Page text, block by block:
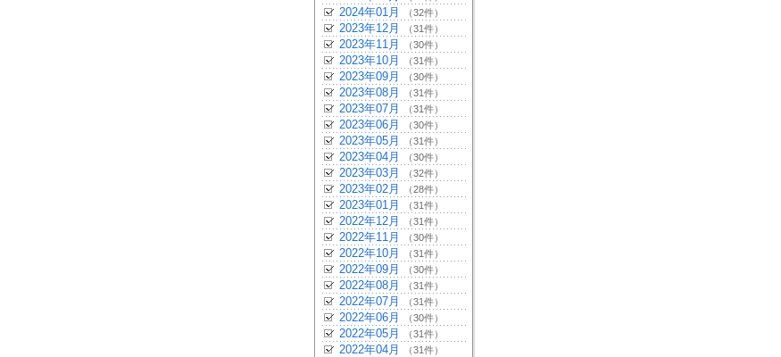
2024年01月 （32件）
2023年12月 （31件）
2023年11月 （30件）
2023年10月 （31件）
2023年09月 （30件）
2023年08月 （31件）
2023年07月 （31件）
2023年06月 （30件）
2023年05月 （31件）
2023年04月 （30件）
2023年03月 （32件）
2023年02月 （28件）
2023年01月 （31件）
2022年12月 （31件）
2022年11月 （30件）
2022年10月 （31件）
2022年09月 （30件）
2022年08月 （31件）
2022年07月 （31件）
2022年06月 （30件）
2022年05月 （31件）
2022年04月 （31件）